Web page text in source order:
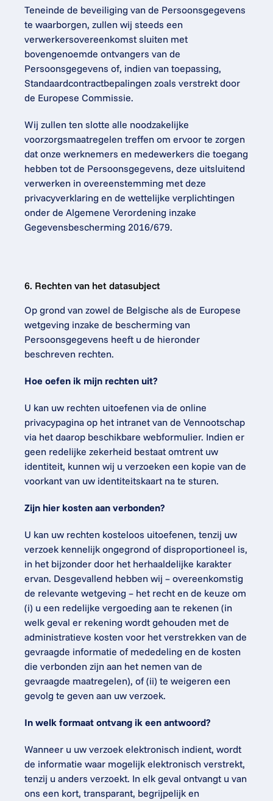
Teneinde de beveiliging van de Persoonsgegevens
te waarborgen, zullen wij steeds een
verwerkersovereenkomst sluiten met
bovengenoemde ontvangers van de
Persoonsgegevens of, indien van toepassing,
Standaardcontractbepalingen zoals verstrekt door
de Europese Commissie.
Wij zullen ten slotte alle noodzakelijke
voorzorgsmaatregelen treffen om ervoor te zorgen
dat onze werknemers en medewerkers die toegang
hebben tot de Persoonsgegevens, deze uitsluitend
verwerken in overeenstemming met deze
privacyverklaring en de wettelijke verplichtingen
onder de Algemene Verordening inzake
Gegevensbescherming 2016/679.
6. Rechten van het datasubject
Op grond van zowel de Belgische als de Europese
wetgeving inzake de bescherming van
Persoonsgegevens heeft u de hieronder
beschreven rechten.
Hoe oefen ik mijn rechten uit?
U kan uw rechten uitoefenen via de online
privacypagina op het intranet van de Vennootschap
via het daarop beschikbare webformulier. Indien er
geen redelijke zekerheid bestaat omtrent uw
identiteit, kunnen wij u verzoeken een kopie van de
voorkant van uw identiteitskaart na te sturen.
Zijn hier kosten aan verbonden?
U kan uw rechten kosteloos uitoefenen, tenzij uw
verzoek kennelijk ongegrond of disproportioneel is,
in het bijzonder door het herhaaldelijke karakter
ervan. Desgevallend hebben wij – overeenkomstig
de relevante wetgeving – het recht en de keuze om
(i) u een redelijke vergoeding aan te rekenen (in
welk geval er rekening wordt gehouden met de
administratieve kosten voor het verstrekken van de
gevraagde informatie of mededeling en de kosten
die verbonden zijn aan het nemen van de
gevraagde maatregelen), of (ii) te weigeren een
gevolg te geven aan uw verzoek.
In welk formaat ontvang ik een antwoord?
Wanneer u uw verzoek elektronisch indient, wordt
de informatie waar mogelijk elektronisch verstrekt,
tenzij u anders verzoekt. In elk geval ontvangt u van
ons een kort, transparant, begrijpelijk en